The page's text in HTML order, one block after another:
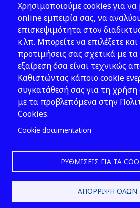
Νομοθεσία
Εκδόσεις
Νέα -
Χρησιμοποιούμε cookies για
online εμπειρία σας, να
επισκεψιμότητα στον
κ.λπ. Μπορείτε να επιλέξετε και
προτιμήσεις σας σχετικά με
εξαίρεση όσα είναι τεχνικώς
Καθιστώντας κάποιο cookie
συγκατάθεσή σας για τη
με τα προβλεπόμενα στην
Cookies.
Cookie documentation
ΡΥΘΜΊΣΕΙΣ ΓΙΑ ΤΑ
ΑΠΌΡΡΙΨΗ ΌΛΩΝ
2026 ©
Design &